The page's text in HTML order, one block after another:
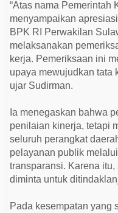
e
i
n
P
e
e
s
a
a
n
K
e
p
a
h
“Atas nama Pemerintah
menyampaikan
BPK RI Perwakilan
melaksanakan
kerja. Pemeriksaan ini
upaya mewujudkan tata
ujar Sudirman.
Ia menegaskan bahwa
penilaian kinerja, tetapi
seluruh perangkat
pelayanan publik
transparansi. Karena
diminta untuk
Pada kesempatan yang